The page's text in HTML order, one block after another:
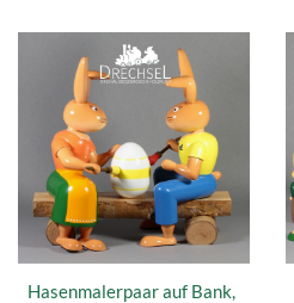
Hasenmalerpaar auf Bank,